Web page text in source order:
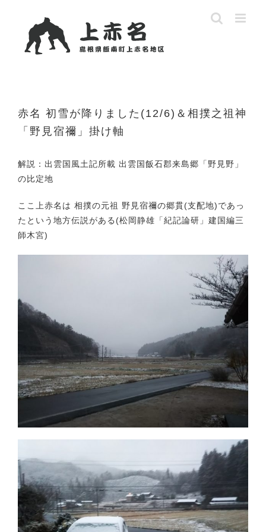
content
赤名 初雪が降りました(12/6)＆相撲之祖神
「野見宿禰」掛け軸
解説：出雲国風土記所載 出雲国飯石郡来島郷「野見野」
の比定地
ここ上赤名は 相撲の元祖 野見宿禰の郷貫(支配地)であっ
たという地方伝説がある(松岡静雄「紀記論研」建国編三
師木宮)